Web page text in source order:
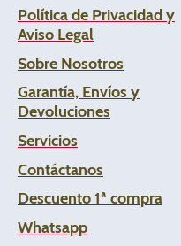
Política de Privacidad y
Aviso Legal
Sobre Nosotros
Garantía, Envíos y
Devoluciones
Servicios
Contáctanos
Descuento 1ª compra
Whatsapp